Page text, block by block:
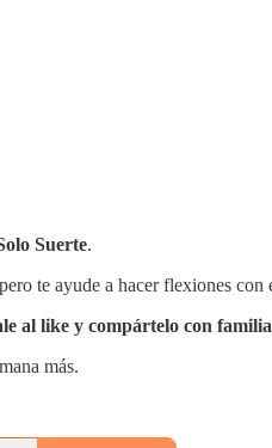
Suerte.
te ayude a hacer flexiones
al like y compártelo con
más.